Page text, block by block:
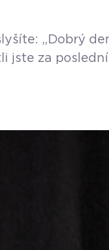
„Dobrý
jste za